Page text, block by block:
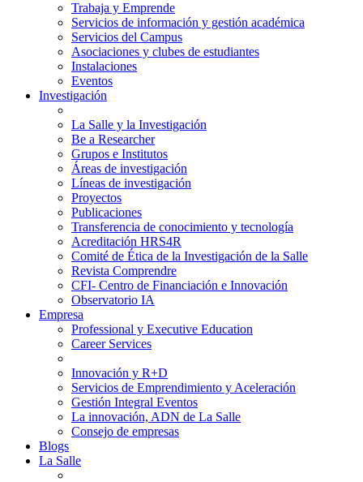
Trabaja y Emprende
Servicios de información y gestión académica
Servicios del Campus
Asociaciones y clubes de estudiantes
Instalaciones
Eventos
Investigación
La Salle y la Investigación
Be a Researcher
Grupos e Institutos
Áreas de investigación
Líneas de investigación
Proyectos
Publicaciones
Transferencia de conocimiento y tecnología
Acreditación HRS4R
Comité de Ética de la Investigación de la Salle
Revista Comprendre
CFI- Centro de Financiación e Innovación
Observatorio IA
Empresa
Professional y Executive Education
Career Services
Innovación y R+D
Servicios de Emprendimiento y Aceleración
Gestión Integral Eventos
La innovación, ADN de La Salle
Consejo de empresas
Blogs
La Salle